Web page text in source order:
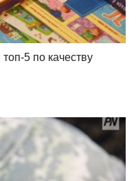
5 по качеству